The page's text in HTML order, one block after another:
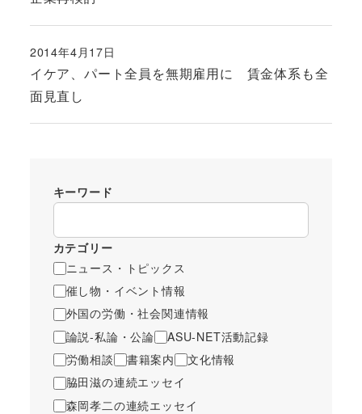
イケア、パート全員を無期雇用に 賃金体系も全
面見直し
投稿日
2014年4月17日
キーワード
カテゴリー
ニュース・トピックス
催し物・イベント情報
外国の労働・社会関連情報
論説-私論・公論
ASU-NET活動記録
労働相談
書籍案内
文化情報
脇田滋の連続エッセイ
森岡孝二の連続エッセイ